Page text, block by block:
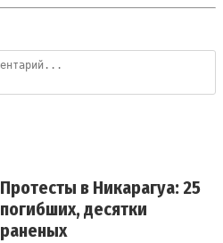
Протесты в Никарагуа: 25
погибших, десятки
раненых